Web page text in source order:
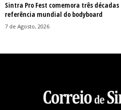
Sintra Pro Fest comemora três décadas
referência mundial do bodyboard
7 de Agosto, 2026